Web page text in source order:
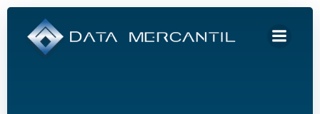
Saltar
contenido